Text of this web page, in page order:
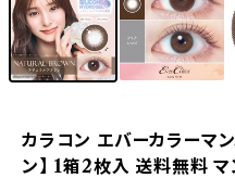
カラコン エバーカラーマ
ン】 1箱2枚入 送料無料